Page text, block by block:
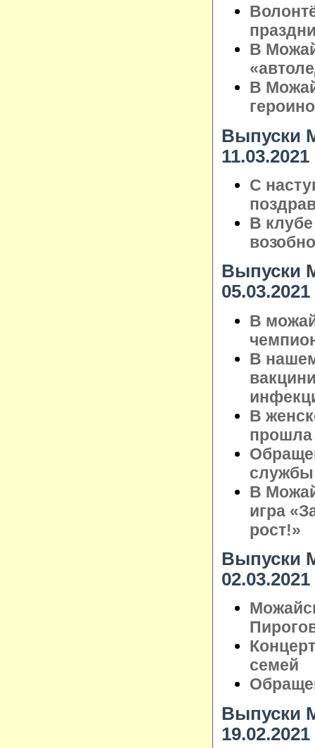
В
В
Выпуски
11.03.2021
С
В
Выпуски
05.03.2021
В
В
В
прошла
службы
В
игра
рост!»
Выпуски
02.03.2021
семей
Выпуски
19.02.2021